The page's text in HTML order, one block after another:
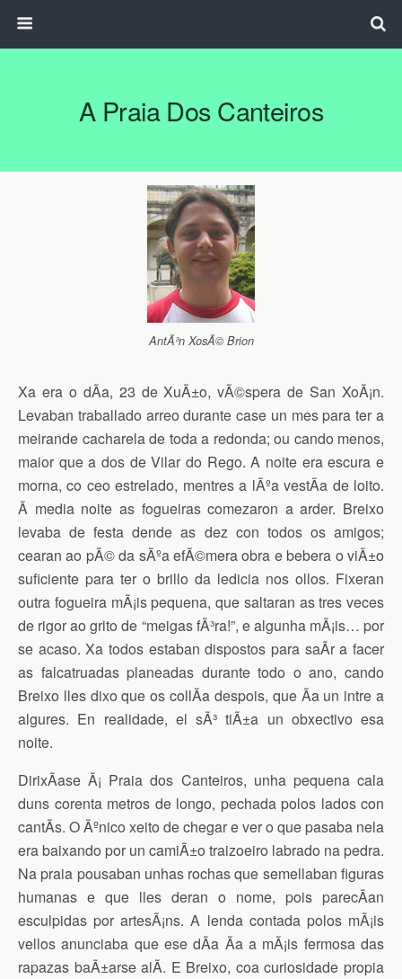
A Praia Dos Canteiros
AntÃ³n XosÃ© Brion
Xa era o dÃ­a, 23 de XuÃ±o, vÃ©spera de San XoÃ¡n.
Levaban traballado arreo durante case un mes para ter a
meirande cacharela de toda a redonda; ou cando menos,
maior que a dos de Vilar do Rego. A noite era escura e
morna, co ceo estrelado, mentres a lÃºa vestÃ­a de loito.
Ã media noite as fogueiras comezaron a arder. Breixo
levaba de festa dende as dez con todos os amigos;
cearan ao pÃ© da sÃºa efÃ©mera obra e bebera o viÃ±o
suficiente para ter o brillo da ledicia nos ollos. Fixeran
outra fogueira mÃ¡is pequena, que saltaran as tres veces
de rigor ao grito de “meigas fÃ³ra!”, e algunha mÃ¡is… por
se acaso. Xa todos estaban dispostos para saÃ­r a facer
as falcatruadas planeadas durante todo o ano, cando
Breixo lles dixo que os collÃ­a despois, que Ã­a un intre a
algures. En realidade, el sÃ³ tiÃ±a un obxectivo esa
noite.
DirixÃ­ase Ã¡ Praia dos Canteiros, unha pequena cala
duns corenta metros de longo, pechada polos lados con
cantÃ­s. O Ãºnico xeito de chegar e ver o que pasaba nela
era baixando por un camiÃ±o traizoeiro labrado na pedra.
Na praia pousaban unhas rochas que semellaban figuras
humanas e que lles deran o nome, pois parecÃ­an
esculpidas por artesÃ¡ns. A lenda contada polos mÃ¡is
vellos anunciaba que ese dÃ­a Ã­a a mÃ¡is fermosa das
rapazas baÃ±arse alÃ­. E Breixo, coa curiosidade propia